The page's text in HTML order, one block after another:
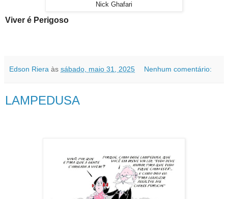
Nick Ghafari
Viver é Perigoso
Edson Riera às sábado, maio 31, 2025 Nenhum comentário:
LAMPEDUSA